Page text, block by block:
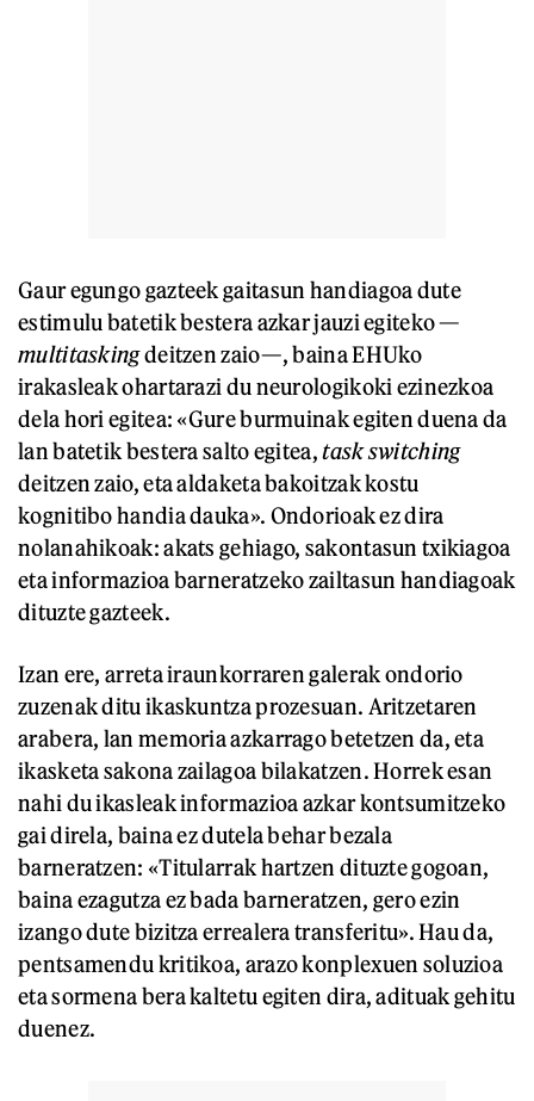
Gaur egungo gazteek gaitasun handiagoa dute
estimulu batetik bestera azkar jauzi egiteko —
multitaskingdeitzen zaio—, baina EHUko
irakasleak ohartarazi du neurologikoki ezinezkoa
dela hori egitea: «Gure burmuinak egiten duena da
lan batetik bestera salto egitea,task switching
deitzen zaio, eta aldaketa bakoitzak kostu
kognitibo handia dauka». Ondorioak ez dira
nolanahikoak: akats gehiago, sakontasun txikiagoa
eta informazioa barneratzeko zailtasun handiagoak
dituzte gazteek.
Izan ere, arreta iraunkorraren galerak ondorio
zuzenak ditu ikaskuntza prozesuan. Aritzetaren
arabera, lan memoria azkarrago betetzen da, eta
ikasketa sakona zailagoa bilakatzen. Horrek esan
nahi du ikasleak informazioa azkar kontsumitzeko
gai direla, baina ez dutela behar bezala
barneratzen: «Titularrak hartzen dituzte gogoan,
baina ezagutza ez bada barneratzen, gero ezin
izango dute bizitza errealera transferitu». Hau da,
pentsamendu kritikoa, arazo konplexuen soluzioa
eta sormena bera kaltetu egiten dira, adituak gehitu
duenez.